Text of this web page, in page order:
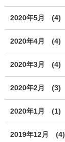
2020年5月 (4)
2020年4月 (4)
2020年3月 (4)
2020年2月 (3)
2020年1月 (1)
2019年12月 (4)